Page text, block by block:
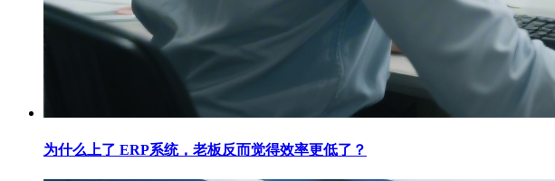
为什么上了 ERP系统，老板反而觉得效率更低了？